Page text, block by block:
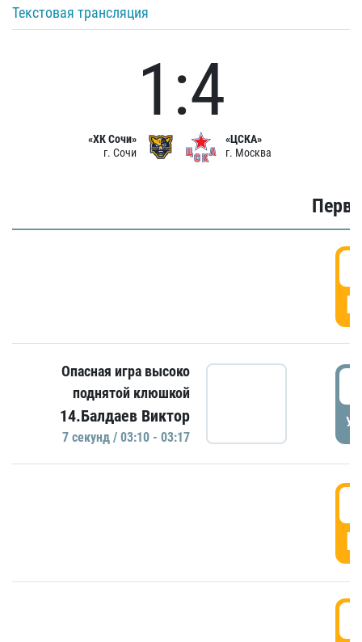
Текстовая трансляция
«ХК Сочи»
г. Сочи
1:4
«ЦСКА»
г. Москва
Опасная игра высоко
поднятой клюшкой
14.Балдаев Виктор
7 секунд / 03:10 - 03:17